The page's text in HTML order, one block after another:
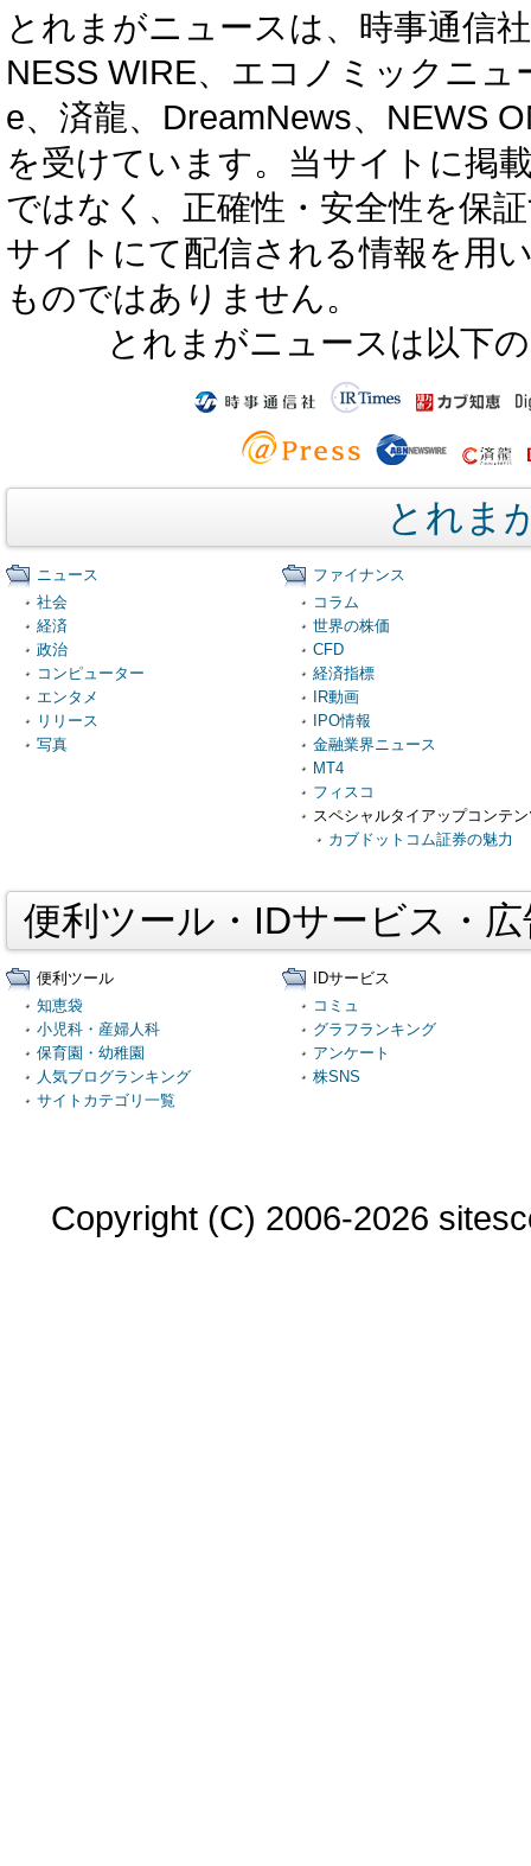
とれまがニュースは、時事通信
NESS WIRE、エコノミックニ
e、済龍、DreamNews、NEWS
を受けています。当サイトに掲
ではなく、正確性・安全性を保
サイトにて配信される情報を用
ものではありません。
とれまがニュースは以下
とれま
ニュース
社会
経済
政治
コンピューター
エンタメ
リリース
写真
ファイナンス
コラム
世界の株価
CFD
経済指標
IR動画
IPO情報
金融業界ニュース
MT4
フィスコ
スペシャルタイアップコンテ
カブドットコム証券の魅力
便利ツール・IDサービス・
便利ツール
知恵袋
小児科・産婦人科
保育園・幼稚園
人気ブログランキング
サイトカテゴリ一覧
IDサービス
コミュ
グラフランキング
アンケート
株SNS
Copyright (C) 2006-2026